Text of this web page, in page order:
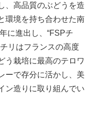
、高品質のぶどうを造
環境を持ち合わせた南
に進出し、“FSPチ
リはフランスの高度
う栽培に最高のテロワ
ーで存分に活かし、美
ン造りに取り組んでい